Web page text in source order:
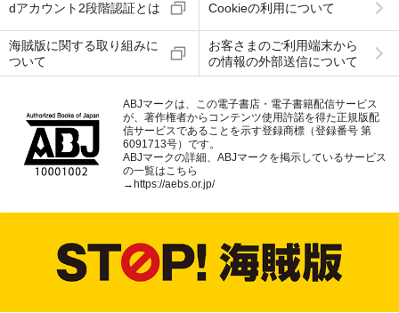
dアカウント2段階認証とは Cookieの利用について
海賊版に関する取り組みに
ついて
お客さまのご利用端末から
の情報の外部送信について
ABJマークは、この電子書店・電子書籍配信サービス
が、著作権者からコンテンツ使用許諾を得た正規版配
信サービスであることを示す登録商標（登録番号 第
6091713号）です。
ABJマークの詳細、ABJマークを掲示しているサービス
の一覧はこちら
→ https://aebs.or.jp/